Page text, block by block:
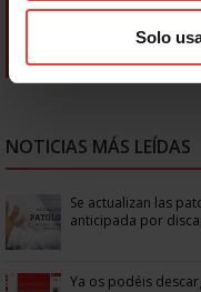
Solo
NOTICIAS MÁS LEÍDAS
Se actualizan las
anticipada por
Ya os podéis